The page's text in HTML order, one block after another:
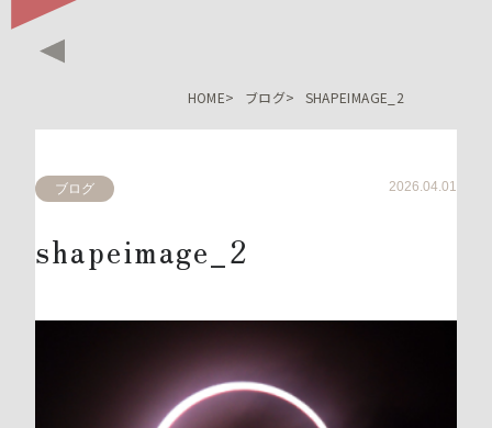
HOME ブログ SHAPEIMAGE_2
ブログ 2026.04.01
shapeimage_2